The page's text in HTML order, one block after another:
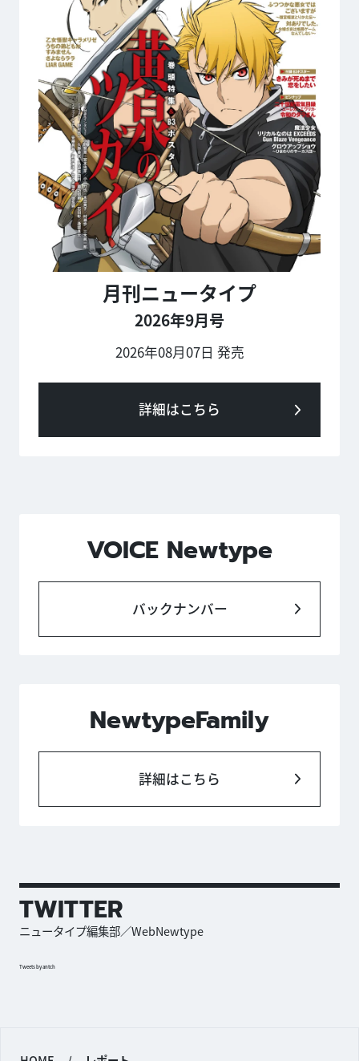
月刊ニュータイプ
2026年9月号
2026年08月07日 発売
詳細はこちら
VOICE Newtype
バックナンバー
NewtypeFamily
詳細はこちら
TWITTER
ニュータイプ編集部／WebNewtype
Tweets by antch